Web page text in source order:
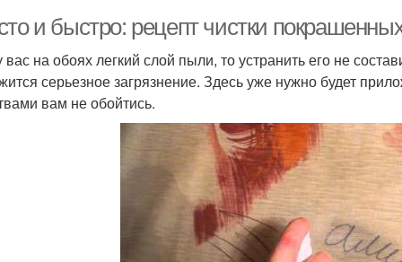
и быстро: рецепт чистки
на обоях легкий слой пыли, то устранить его не
серьезное загрязнение. Здесь уже нужно будет
вам не обойтись.